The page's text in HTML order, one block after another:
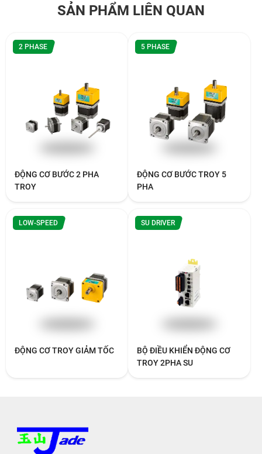
SẢN PHẨM LIÊN QUAN
2 PHASE
ĐỘNG CƠ BƯỚC 2 PHA
TROY
5 PHASE
ĐỘNG CƠ BƯỚC TROY 5
PHA
LOW-SPEED
ĐỘNG CƠ TROY GIẢM TỐC
SU DRIVER
BỘ ĐIỀU KHIỂN ĐỘNG CƠ
TROY 2PHA SU